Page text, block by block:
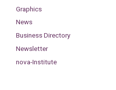
Graphics
News
Business Directory
Newsletter
nova-Institute